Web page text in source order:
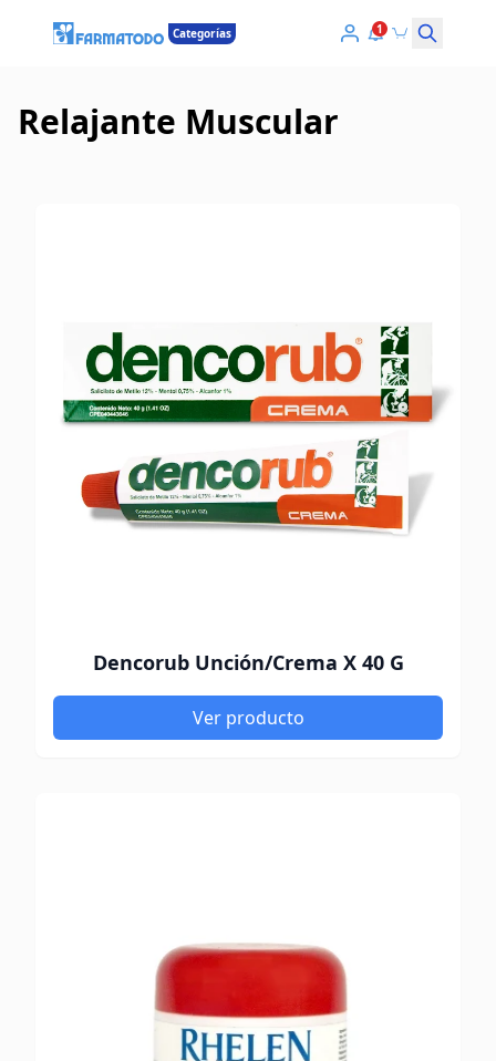
Categorías 1
Relajante Muscular
Dencorub Unción/Crema X 40 G
Ver producto